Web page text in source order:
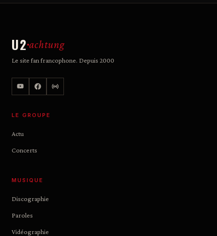
U2 achtung
Le site fan francophone. Depuis 2000
LE GROUPE
Actu
Concerts
MUSIQUE
Discographie
Paroles
Vidéographie